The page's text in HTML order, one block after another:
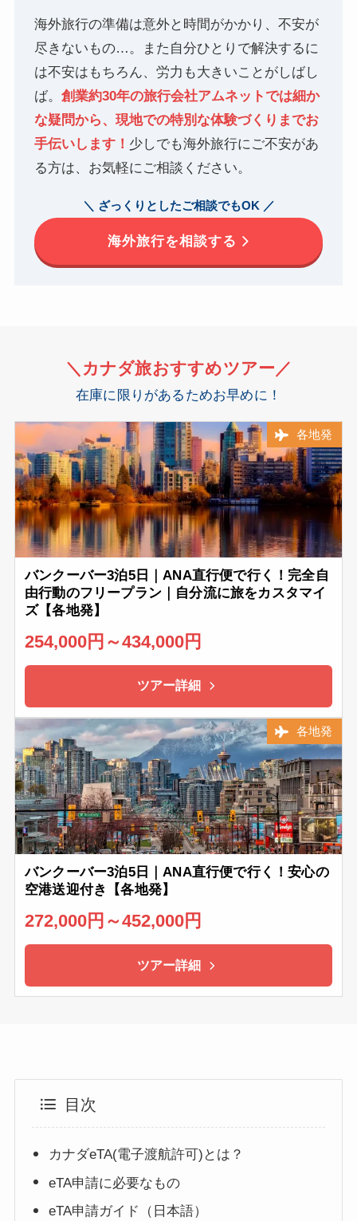
海外旅行の準備は意外と時間がかかり、不安が
尽きないもの…。また自分ひとりで解決するに
は不安はもちろん、労力も大きいことがしばし
ば。創業約30年の旅行会社アムネットでは細か
な疑問から、現地での特別な体験づくりまでお
手伝いします！ 少しでも海外旅行にご不安があ
る方は、お気軽にご相談ください。
＼ ざっくりとしたご相談でもOK ／
海外旅行を相談する
＼カナダ旅おすすめツアー／
在庫に限りがあるためお早めに！
各地発
バンクーバー3泊5日｜ANA直行便で行く！完全自
由行動のフリープラン｜自分流に旅をカスタマイ
ズ【各地発】
254,000円～434,000円
ツアー詳細
各地発
バンクーバー3泊5日｜ANA直行便で行く！安心の
空港送迎付き【各地発】
272,000円～452,000円
ツアー詳細
目次
カナダeTA(電子渡航許可)とは？
eTA申請に必要なもの
eTA申請ガイド（日本語）